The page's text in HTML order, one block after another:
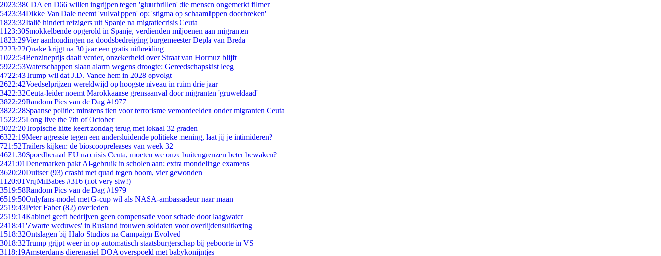
2023:38CDA en D66 willen ingrijpen tegen 'gluurbrillen' die mensen ongemerkt filmen
5423:34Dikke Van Dale neemt 'vulvalippen' op: 'stigma op schaamlippen doorbreken'
1823:32Italië hindert reizigers uit Spanje na migratiecrisis Ceuta
11 23:30Smokkelbende opgerold in Spanje, verdienden miljoenen aan migranten
1823:29Vier aanhoudingen na doodsbedreiging burgemeester Depla van Breda
2223:22Quake krijgt na 30 jaar een gratis uitbreiding
1022:54Benzineprijs daalt verder, onzekerheid over Straat van Hormuz blijft
5922:53Waterschappen slaan alarm wegens droogte: Gereedschapskist leeg
4722:43Trump wil dat J.D. Vance hem in 2028 opvolgt
2622:42Voedselprijzen wereldwijd op hoogste niveau in ruim drie jaar
3422:32Ceuta-leider noemt Marokkaanse grensaanval door migranten 'gruweldaad'
3822:29Random Pics van de Dag #1977
3822:28Spaanse politie: minstens tien voor terrorisme veroordeelden onder migranten Ceuta
1522:25Long live the 7th of October
3022:20Tropische hitte keert zondag terug met lokaal 32 graden
6322:19Meer agressie tegen een andersluidende politieke mening, laat jij je intimideren?
721:52Trailers kijken: de bioscoopreleases van week 32
4621:30Spoedberaad EU na crisis Ceuta, moeten we onze buitengrenzen beter bewaken?
2421:01Denemarken pakt AI-gebruik in scholen aan: extra mondelinge examens
3620:20Duitser (93) crasht met quad tegen boom, vier gewonden
11 20:01VrijMiBabes #316 (not very sfw!)
3519:58Random Pics van de Dag #1979
6519:50Onlyfans-model met G-cup wil als NASA-ambassadeur naar maan
2519:43Peter Faber (82) overleden
2519:14Kabinet geeft bedrijven geen compensatie voor schade door laagwater
2418:41'Zwarte weduwes' in Rusland trouwen soldaten voor overlijdensuitkering
1518:32Ontslagen bij Halo Studios na Campaign Evolved
3018:32Trump grijpt weer in op automatisch staatsburgerschap bij geboorte in VS
3118:19Amsterdams dierenasiel DOA overspoeld met babykonijntjes